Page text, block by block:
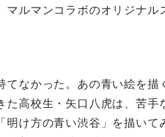
ルマンコラボのオリジナル
なかった。あの青い絵を
た高校生・矢口八虎は、苦
明け方の青い渋谷」を描い